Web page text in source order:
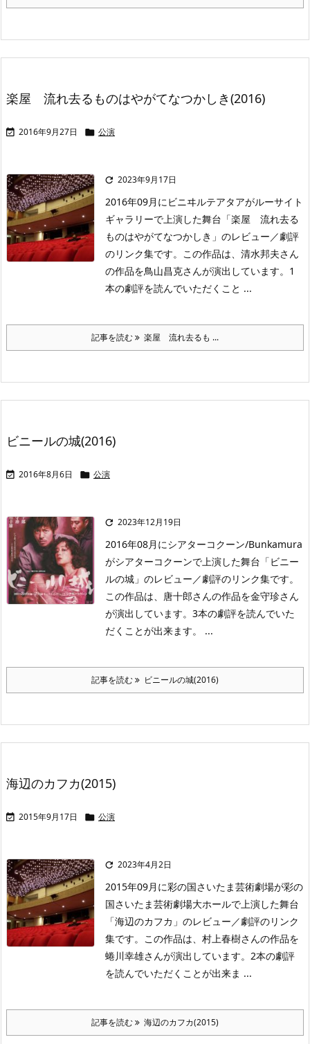
楽屋 流れ去るものはやがてなつかしき(2016)
 2016年9月27日  公演
 2023年9月17日
2016年09月にビニヰルテアタアがルーサイト
ギャラリーで上演した舞台「楽屋 流れ去る
ものはやがてなつかしき」のレビュー／劇評
のリンク集です。この作品は、清水邦夫さん
の作品を鳥山昌克さんが演出しています。1
本の劇評を読んでいただくこと ...
記事を読む 楽屋 流れ去るも ...
ビニールの城(2016)
 2016年8月6日  公演
 2023年12月19日
2016年08月にシアターコクーン/Bunkamura
がシアターコクーンで上演した舞台「ビニー
ルの城」のレビュー／劇評のリンク集です。
この作品は、唐十郎さんの作品を金守珍さん
が演出しています。3本の劇評を読んでいた
だくことが出来ます。 ...
記事を読む ビニールの城(2016)
海辺のカフカ(2015)
 2015年9月17日  公演
 2023年4月2日
2015年09月に彩の国さいたま芸術劇場が彩の
国さいたま芸術劇場大ホールで上演した舞台
「海辺のカフカ」のレビュー／劇評のリンク
集です。この作品は、村上春樹さんの作品を
蜷川幸雄さんが演出しています。2本の劇評
を読んでいただくことが出来ま ...
記事を読む 海辺のカフカ(2015)